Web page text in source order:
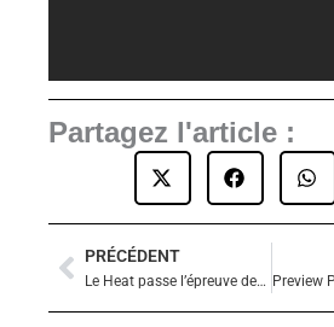
Partagez l'article :
Précédent
PRÉCÉDENT
Le Heat passe l’épreuve des Hawks et écrit l’histoire en prolongation